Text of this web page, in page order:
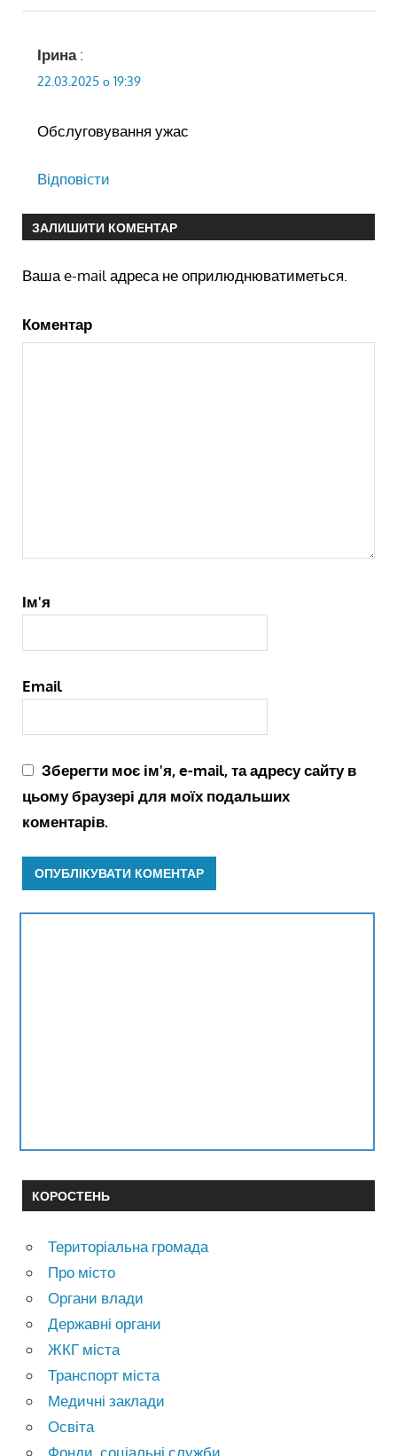
Ірина :
22.03.2025 о 19:39
Обслуговування ужас
Відповіcти
ЗАЛИШИТИ КОМЕНТАР
Ваша e-mail адреса не оприлюднюватиметься.
Коментар
Ім'я
Email
Зберегти моє ім'я, e-mail, та адресу сайту в
цьому браузері для моїх подальших
коментарів.
КОРОСТЕНЬ
Територіальна громада
Про місто
Органи влади
Державні органи
ЖКГ міста
Транспорт міста
Медичні заклади
Освіта